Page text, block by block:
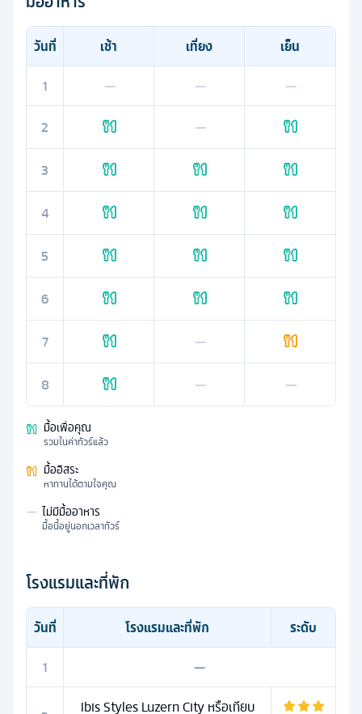
วันที่ เช้า เที่ยง
เย็น
1
— —
—
2
—
3
4
5
6
7 —
8 — —
มื้อเพื่อคุณ
รวมในค่าทัวร์แล้ว
มื้ออิสระ
หาทานได้ตามใจคุณ
— ไม่มีมื้ออาหาร
มื้อนี้อยู่นอกเวลาทัวร์
โรงแรมและที่พัก
วันที่ โรงแรมและที่พัก
ระดับ
1
—
Ibis Styles Luzern City หรือเทียบ